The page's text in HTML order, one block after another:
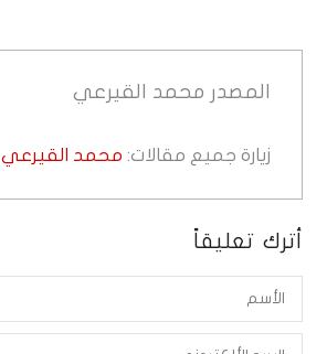
المصدر محمد القيرعي
زيارة جميع مقالات: محمد القيرعي
أترك تعليقاً